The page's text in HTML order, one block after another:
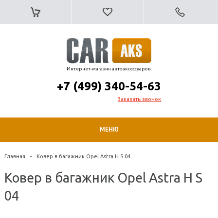
Интернет-магазин автоаксессуаров
+7 (499) 340-54-63
Заказать звонок
МЕНЮ
Главная - Ковер в багажник Opel Astra H S 04
Ковер в багажник Opel Astra H S
04